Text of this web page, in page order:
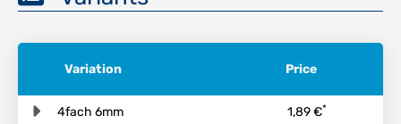
Variation Price
4fach 6mm 1,89 €*